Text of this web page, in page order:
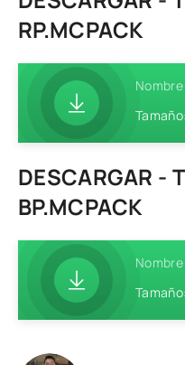
RP.MCPACK
DESCARGAR -
BP.MCPACK